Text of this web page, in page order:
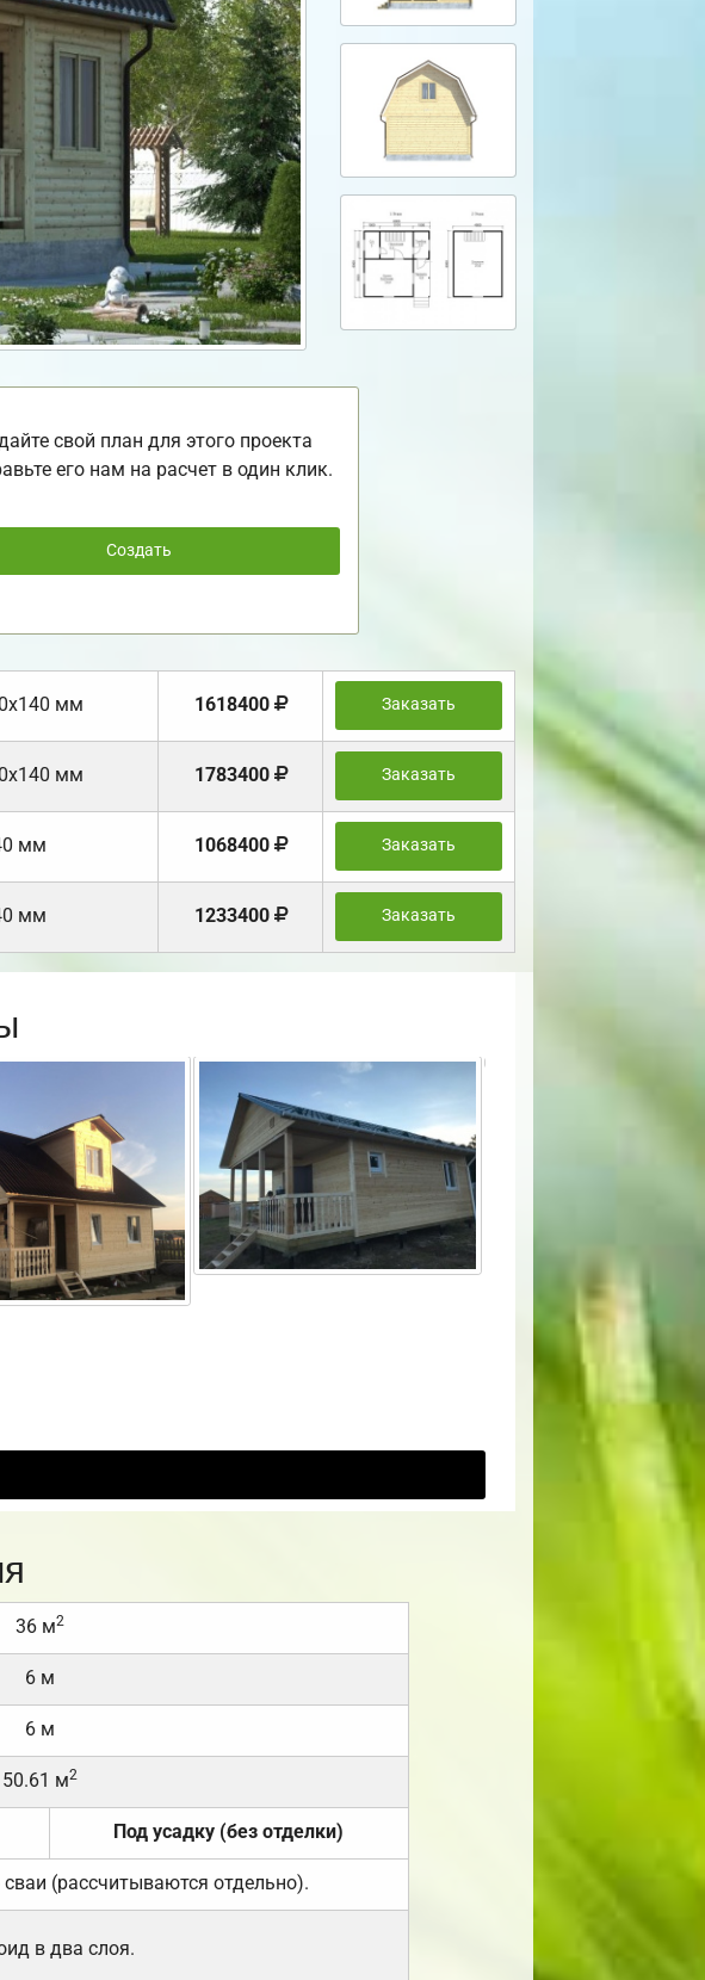
свой план для этого проекта
его нам на расчет в один клик.
Создать
мм 1618400 Заказать
мм 1783400 Заказать
мм 1068400 Заказать
мм 1233400 Заказать
36 м2
6 м
6 м
50.61 м2
Под усадку (без отделки)
(рассчитываются отдельно).
в два слоя.